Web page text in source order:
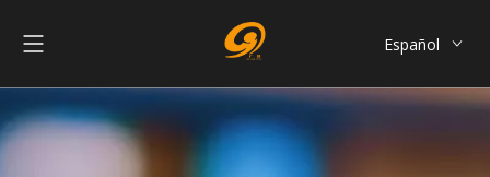
Español
العربية